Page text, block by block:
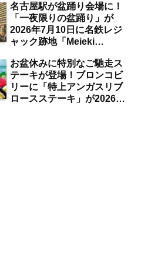
分／まとめ】
名古屋駅が盆踊り会場に！
「一夜限りの盆踊り」が
2026年7月10日に名鉄レジ
ャック跡地「Meieki
駅】
お盆休みに特別なご馳走ス
テーキが登場！ブロンコビ
リーに「特上アンガスリブ
ロースステーキ」が2026年